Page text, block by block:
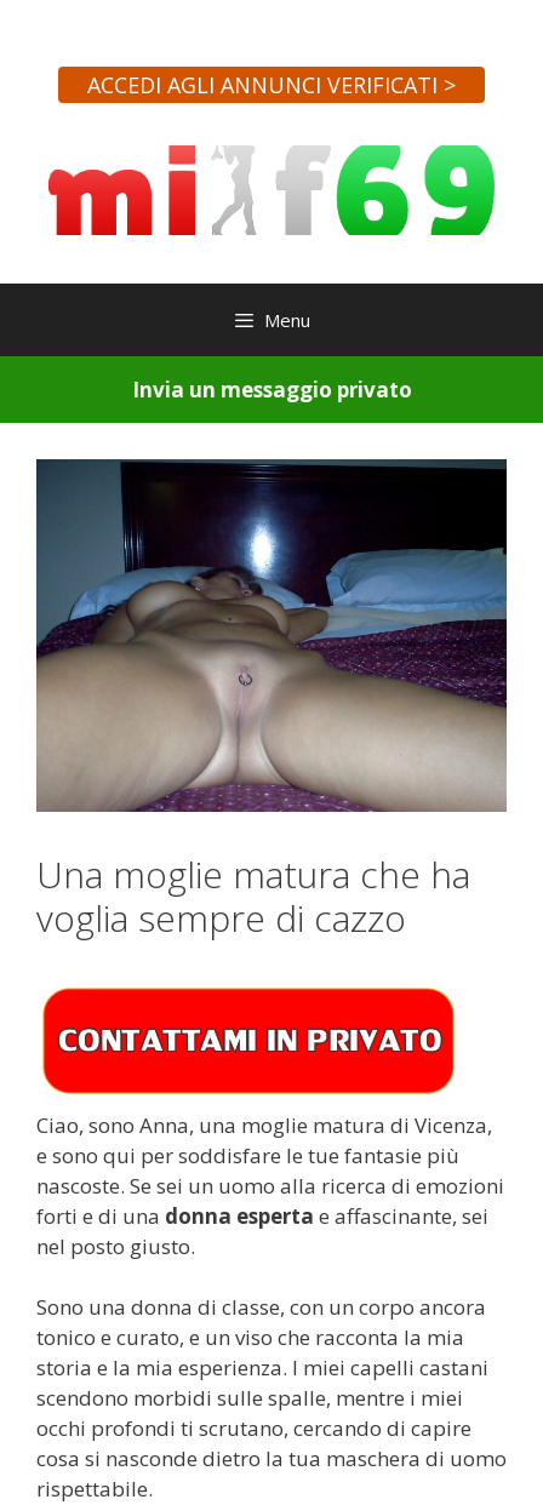
contenutoACCEDI AGLI ANNUNCI VERIFICATI >
Menu
Invia un messaggio privato
Una moglie matura che ha
voglia sempre di cazzo
Ciao, sono Anna, una moglie matura di Vicenza,
e sono qui per soddisfare le tue fantasie più
nascoste. Se sei un uomo alla ricerca di emozioni
forti e di una donna esperta e affascinante, sei
nel posto giusto.
Sono una donna di classe, con un corpo ancora
tonico e curato, e un viso che racconta la mia
storia e la mia esperienza. I miei capelli castani
scendono morbidi sulle spalle, mentre i miei
occhi profondi ti scrutano, cercando di capire
cosa si nasconde dietro la tua maschera di uomo
rispettabile.